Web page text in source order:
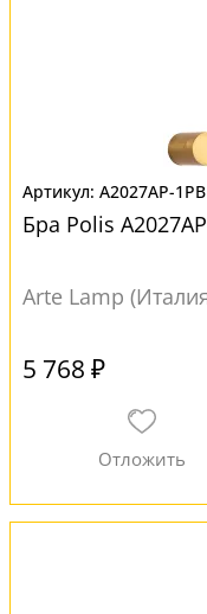
A2027AP-1PB
Бра Polis
Arte Lamp
5 768 ₽